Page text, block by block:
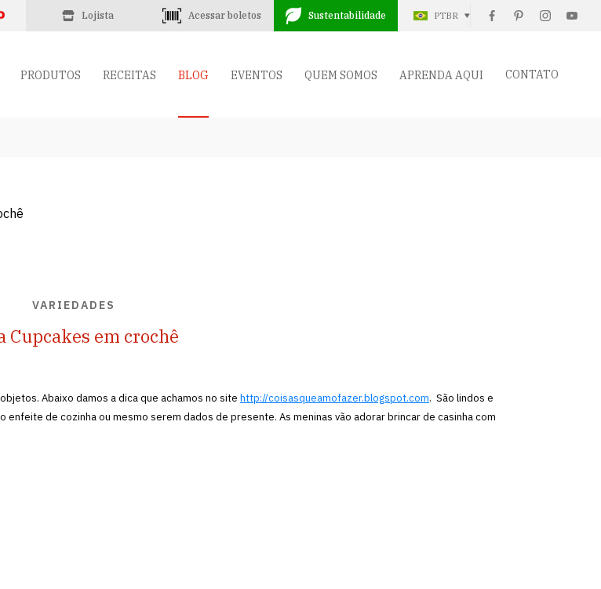
Lojista Acessar boletos Sustentabilidade PTBR
PRODUTOS RECEITAS BLOG EVENTOS QUEM SOMOS APRENDA AQUI CONTATO
VARIEDADES
Cupcakes em crochê
Abaixo damos a dica que achamos no site http://coisasqueamofazer.blogspot.com. São lindos e
de cozinha ou mesmo serem dados de presente. As meninas vão adorar brincar de casinha com